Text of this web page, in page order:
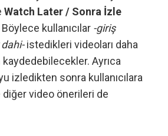
Watch Later / Sonra İzle
kullanıcılar -giriş
istedikleri videoları daha
Ayrıca
izledikten sonra kullanıcılara
diğer video önerileri de